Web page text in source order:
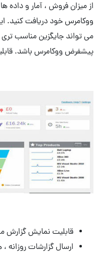
از میزان فروش ، آمار و داده
ووکامرس خود دریافت کنید.
می تواند جایگزین مناسب
پیشفرض ووکامرس باشد.
قابلیت نمایش
ارسال گزارشات روزانه